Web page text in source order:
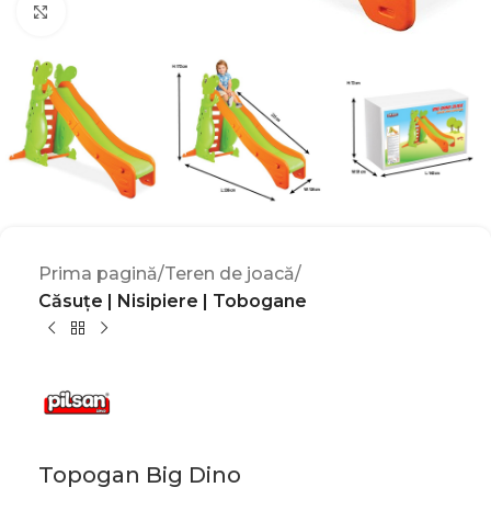
Prima pagină Teren de joacă
Căsuțe | Nisipiere | Tobogane
Topogan Big Dino